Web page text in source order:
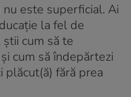
este superficial. Ai
la fel de
ştii cum să te
cum să îndepărtezi
plăcut(ă) fără prea